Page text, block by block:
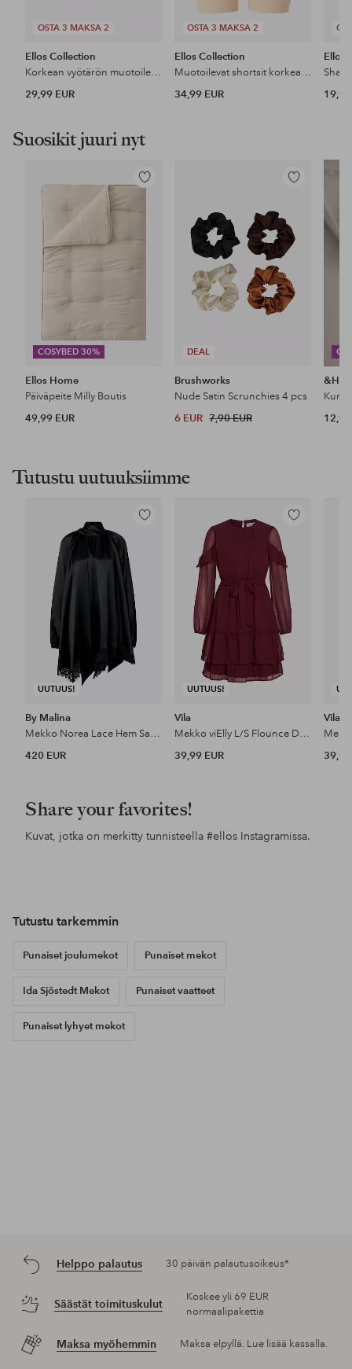
OSTA 3 MAKSA 2
Ellos Collection
Korkean vyötärön muotoilevat pikkuhousut - keskituki
29,99 EUR
OSTA 3 MAKSA 2
Ellos Collection
Muotoilevat shortsit korkealla vyötäröllä - medium support
34,99 EUR
Ellos
19,99
Suosikit juuri nyt
COSYBED 30%
Lisää
Ellos Home
Päiväpeite Milly Boutis
49,99 EUR
DEAL
Lisää
Brushworks
Nude Satin Scrunchies 4 pcs
6 EUR 7,90 EUR 12,99
Tutustu uutuuksiimme
UUTUUS!
Lisää
By Malina
Mekko Norea Lace Hem Satin Mini Dress
420 EUR
UUTUUS!
Lisää
Vila
Mekko viElly L/S Flounce Dress
39,99 EUR
Vila
39,99
Share your favorites!
Kuvat, jotka on merkitty tunnisteella #ellos Instagramissa.
Tutustu tarkemmin
Punaiset joulumekot Punaiset mekot
Ida Sjöstedt Mekot Punaiset vaatteet
Punaiset lyhyet mekot
Helppo palautus 30 päivän palautusoikeus*
Säästät toimituskulut
Koskee yli 69 EUR
normaalipakettia
Maksa myöhemmin Maksa elpyllä. Lue lisää kassalla.